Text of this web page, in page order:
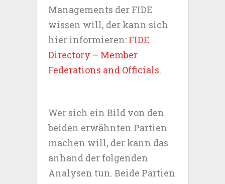
Managements der FIDE
wissen will, der kann sich
hier informieren: FIDE
Directory – Member
Federations and Officials.
Wer sich ein Bild von den
beiden erwähnten Partien
machen will, der kann das
anhand der folgenden
Analysen tun. Beide Partien